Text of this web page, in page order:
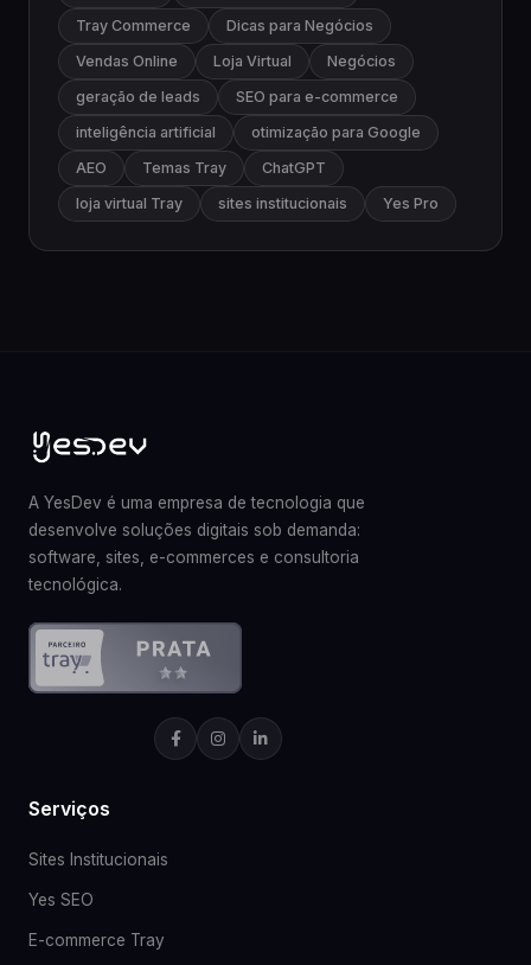
Tray Commerce
Dicas para Negócios
Vendas Online
Loja Virtual
Negócios
geração de leads
SEO para e-commerce
inteligência artificial
otimização para Google
AEO
Temas Tray
ChatGPT
loja virtual Tray
sites institucionais Yes Pro
A YesDev é uma empresa de tecnologia que
desenvolve soluções digitais sob demanda:
software, sites, e-commerces e consultoria
tecnológica.
Serviços
Sites Institucionais
Yes SEO
E-commerce Tray